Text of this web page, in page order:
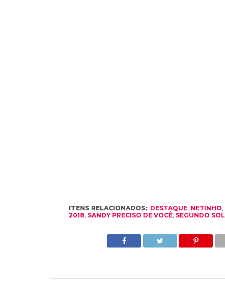
ITENS RELACIONADOS: DESTAQUE, NETINHO,
2018, SANDY PRECISO DE VOCÊ, SEGUNDO SOL